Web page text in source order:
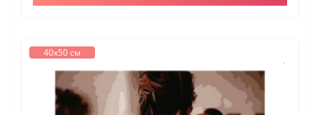
40х50 см